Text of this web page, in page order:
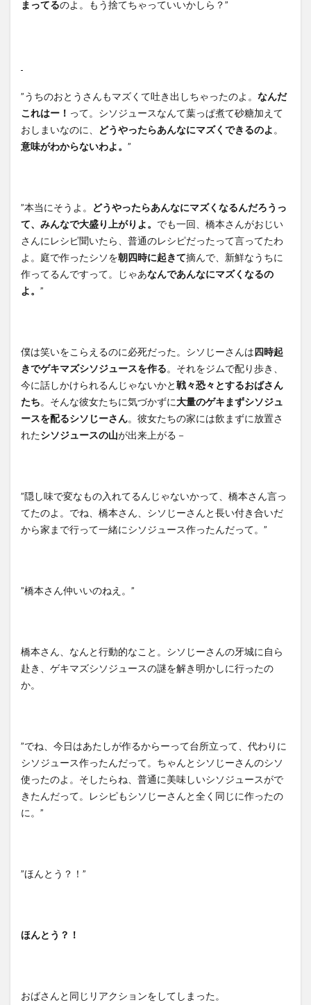
まってるのよ。もう捨てちゃっていいかしら？”
”うちのおとうさんもマズくて吐き出しちゃったのよ。 なんだ
これはー！ って。シソジュースなんて葉っぱ煮て砂糖加えて
おしまいなのに、
どうやったらあんなにマズくできるのよ 。
意味がわからないわよ。 ”
”本当にそうよ。
どうやったらあんなにマズくなるんだろうっ
て、みんなで大盛り上がりよ。 でも一回、橋本さんがおじい
さんにレシピ聞いたら、普通のレシピだったって言ってたわ
よ。庭で作ったシソを朝四時に起きて摘んで、新鮮なうちに
作ってるんですって。じゃあなんであんなにマズくなるの
よ。 ”
僕は笑いをこらえるのに必死だった。シソじーさんは四時起
きでゲキマズシソジュースを作る。それをジムで配り歩き、
今に話しかけられるんじゃないかと戦々恐々とするおばさん
たち。そんな彼女たちに気づかずに大量のゲキまずシソジュ
ースを配るシソじーさん。彼女たちの家には飲まずに放置さ
れたシソジュースの山が出来上がる－
”隠し味で変なもの入れてるんじゃないかって、橋本さん言っ
てたのよ。でね、橋本さん、シソじーさんと長い付き合いだ
から家まで行って一緒にシソジュース作ったんだって。”
”橋本さん仲いいのねえ。”
橋本さん、なんと行動的なこと。シソじーさんの牙城に自ら
赴き、ゲキマズシソジュースの謎を解き明かしに行ったの
か。
”でね、今日はあたしが作るからーって台所立って、代わりに
シソジュース作ったんだって。ちゃんとシソじーさんのシソ
使ったのよ。そしたらね、普通に美味しいシソジュースがで
きたんだって。レシピもシソじーさんと全く同じに作ったの
に。”
”ほんとう？！”
ほんとう？！
おばさんと同じリアクションをしてしまった。